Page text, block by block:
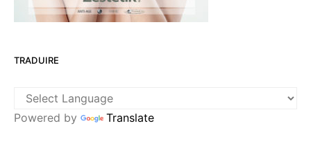
TRADUIRE
Powered by Translate